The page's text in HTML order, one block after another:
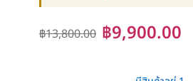
฿13,800.00 ฿9,900.00